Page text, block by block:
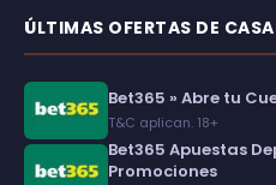
ÚLTIMAS OFERTAS DE
Bet365 » Abre tu
T&C aplican. 18+
Bet365 Apuestas
Promociones